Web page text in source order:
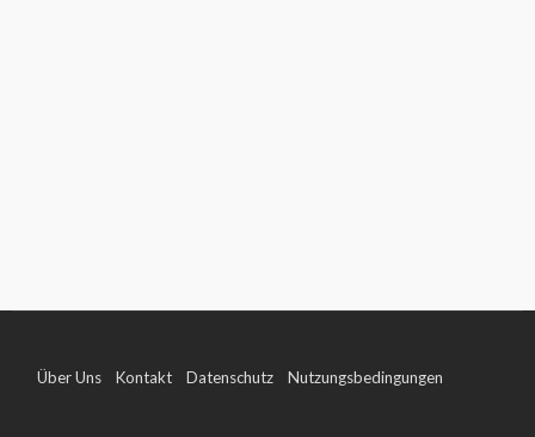
Über Uns Kontakt Datenschutz Nutzungsbedingungen